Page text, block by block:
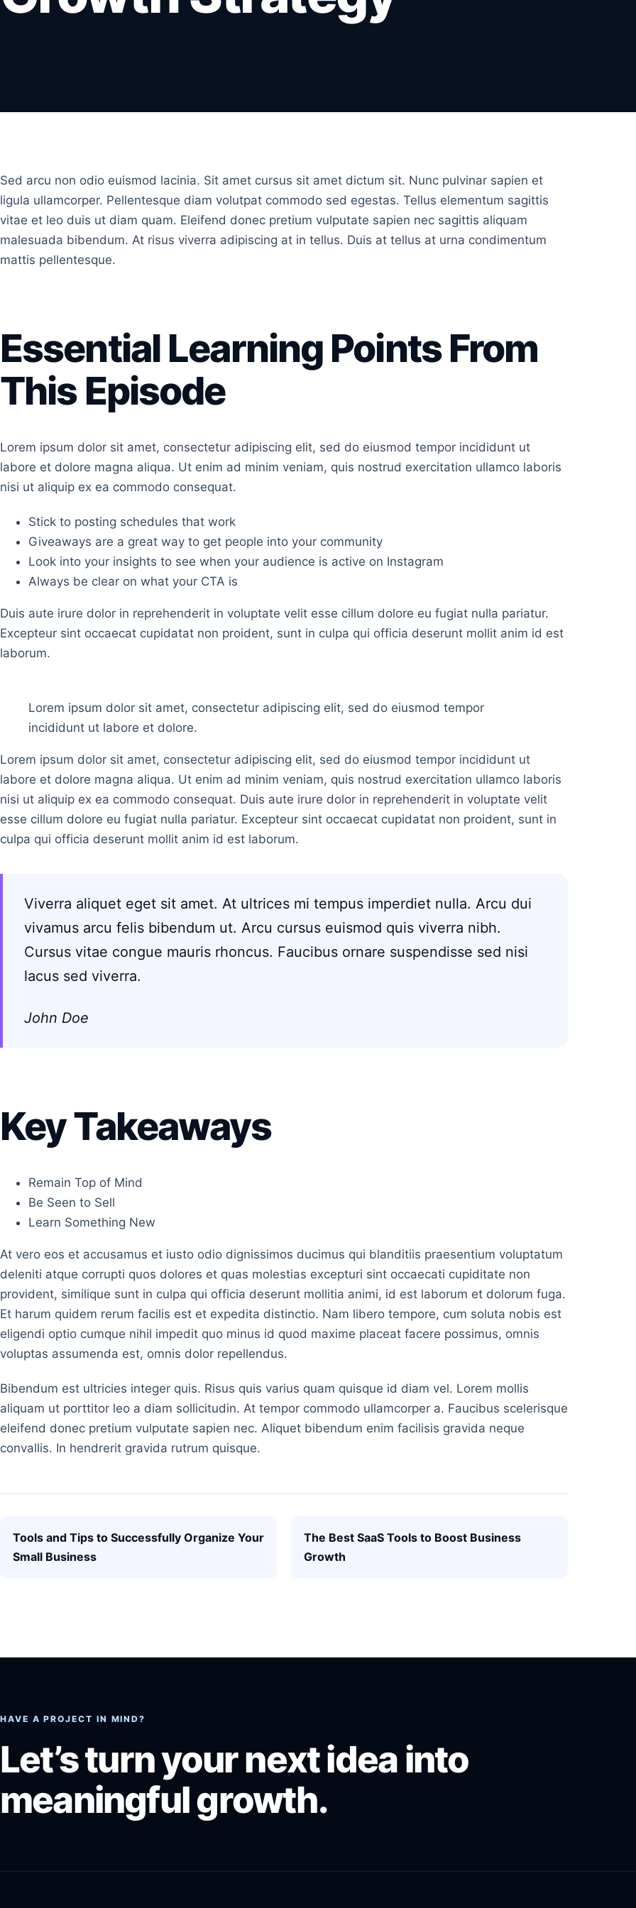
Sed arcu non odio euismod lacinia. Sit amet cursus sit amet dictum sit. Nunc pulvinar sapien et
ligula ullamcorper. Pellentesque diam volutpat commodo sed egestas. Tellus elementum sagittis
vitae et leo duis ut diam quam. Eleifend donec pretium vulputate sapien nec sagittis aliquam
malesuada bibendum. At risus viverra adipiscing at in tellus. Duis at tellus at urna condimentum
mattis pellentesque.
Essential Learning Points From
This Episode
Lorem ipsum dolor sit amet, consectetur adipiscing elit, sed do eiusmod tempor incididunt ut
labore et dolore magna aliqua. Ut enim ad minim veniam, quis nostrud exercitation ullamco laboris
nisi ut aliquip ex ea commodo consequat.
Stick to posting schedules that work
Giveaways are a great way to get people into your community
Look into your insights to see when your audience is active on Instagram
Always be clear on what your CTA is
Duis aute irure dolor in reprehenderit in voluptate velit esse cillum dolore eu fugiat nulla pariatur.
Excepteur sint occaecat cupidatat non proident, sunt in culpa qui officia deserunt mollit anim id est
laborum.
Lorem ipsum dolor sit amet, consectetur adipiscing elit, sed do eiusmod tempor
incididunt ut labore et dolore.
Lorem ipsum dolor sit amet, consectetur adipiscing elit, sed do eiusmod tempor incididunt ut
labore et dolore magna aliqua. Ut enim ad minim veniam, quis nostrud exercitation ullamco laboris
nisi ut aliquip ex ea commodo consequat. Duis aute irure dolor in reprehenderit in voluptate velit
esse cillum dolore eu fugiat nulla pariatur. Excepteur sint occaecat cupidatat non proident, sunt in
culpa qui officia deserunt mollit anim id est laborum.
Viverra aliquet eget sit amet. At ultrices mi tempus imperdiet nulla. Arcu dui
vivamus arcu felis bibendum ut. Arcu cursus euismod quis viverra nibh.
Cursus vitae congue mauris rhoncus. Faucibus ornare suspendisse sed nisi
lacus sed viverra.
John Doe
Key Takeaways
Remain Top of Mind
Be Seen to Sell
Learn Something New
At vero eos et accusamus et iusto odio dignissimos ducimus qui blanditiis praesentium voluptatum
deleniti atque corrupti quos dolores et quas molestias excepturi sint occaecati cupiditate non
provident, similique sunt in culpa qui officia deserunt mollitia animi, id est laborum et dolorum fuga.
Et harum quidem rerum facilis est et expedita distinctio. Nam libero tempore, cum soluta nobis est
eligendi optio cumque nihil impedit quo minus id quod maxime placeat facere possimus, omnis
voluptas assumenda est, omnis dolor repellendus.
Bibendum est ultricies integer quis. Risus quis varius quam quisque id diam vel. Lorem mollis
aliquam ut porttitor leo a diam sollicitudin. At tempor commodo ullamcorper a. Faucibus scelerisque
eleifend donec pretium vulputate sapien nec. Aliquet bibendum enim facilisis gravida neque
convallis. In hendrerit gravida rutrum quisque.
Post navigation
Tools and Tips to Successfully Organize Your
Small Business
The Best SaaS Tools to Boost Business
Growth
HAVE A PROJECT IN MIND?
Let’s turn your next idea into
meaningful growth.